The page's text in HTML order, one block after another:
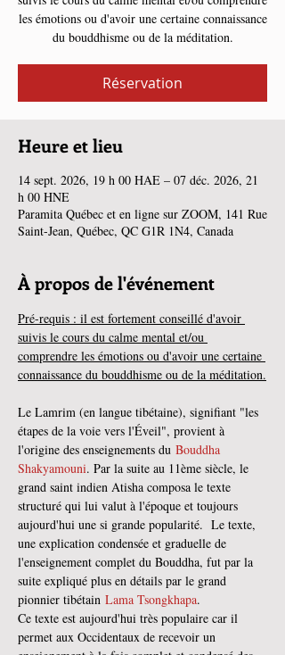
les émotions ou d'avoir une certaine connaissance
du bouddhisme ou de la méditation.
Réservation
Heure et lieu
14 sept. 2026, 19 h 00 HAE – 07 déc. 2026, 21
h 00 HNE
Paramita Québec et en ligne sur ZOOM, 141 Rue
Saint-Jean, Québec, QC G1R 1N4, Canada
À propos de l'événement
Pré-requis : il est fortement conseillé d'avoir
suivis le cours du calme mental et/ou
comprendre les émotions ou d'avoir une certaine
connaissance du bouddhisme ou de la méditation.
Le Lamrim (en langue tibétaine), signifiant "les
étapes de la voie vers l'Éveil", provient à
l'origine des enseignements du Bouddha
Shakyamouni. Par la suite au 11ème siècle, le
grand saint indien Atisha composa le texte
structuré qui lui valut à l'époque et toujours
aujourd'hui une si grande popularité.  Le texte,
une explication condensée et graduelle de
l'enseignement complet du Bouddha, fut par la
suite expliqué plus en détails par le grand
pionnier tibétain Lama Tsongkhapa.
Ce texte est aujourd'hui très populaire car il
permet aux Occidentaux de recevoir un